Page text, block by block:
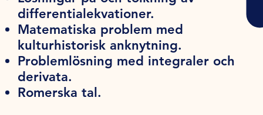
differentialekvationer.
Matematiska problem med
kulturhistorisk anknytning.
Problemlösning med integraler och
derivata.
Romerska tal.